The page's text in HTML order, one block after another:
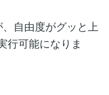
自由度がグッと上
行可能になりま